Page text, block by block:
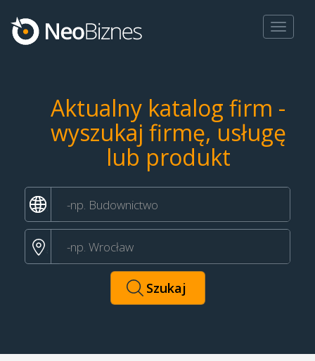
Toggle
Aktualny katalog firm -
wyszukaj firmę, usługę
lub produkt